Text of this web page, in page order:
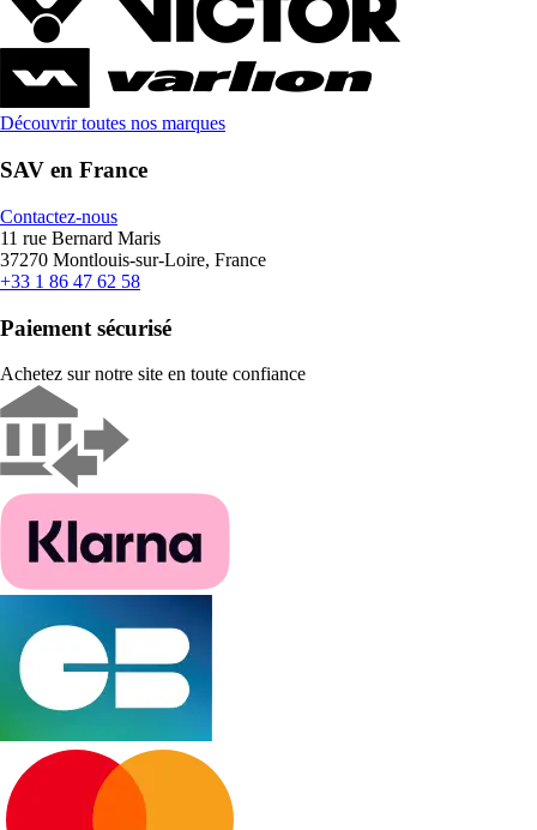
Découvrir toutes nos marques
SAV en France
Contactez-nous
11 rue Bernard Maris
37270 Montlouis-sur-Loire, France
+33 1 86 47 62 58
Paiement sécurisé
Achetez sur notre site en toute confiance